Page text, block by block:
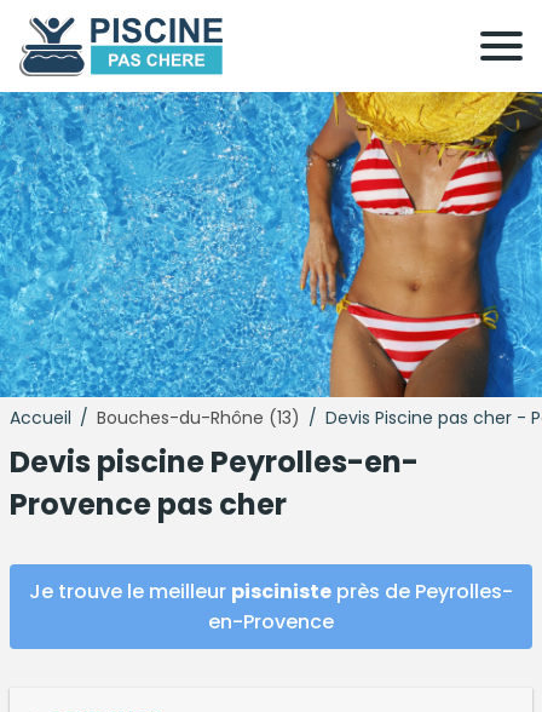
Accueil / Bouches-du-Rhône (13) / Devis Piscine pas cher -
Devis piscinePeyrolles-en-
Provence pas cher
Je trouve le meilleur pisciniste près de Peyrolles-
en-Provence